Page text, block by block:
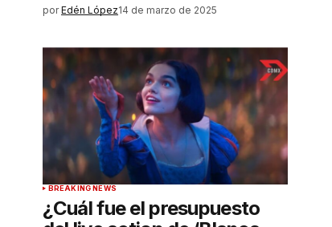
por Edén López14 de marzo de 2025
BREAKING NEWS
¿Cuál fue el presupuesto